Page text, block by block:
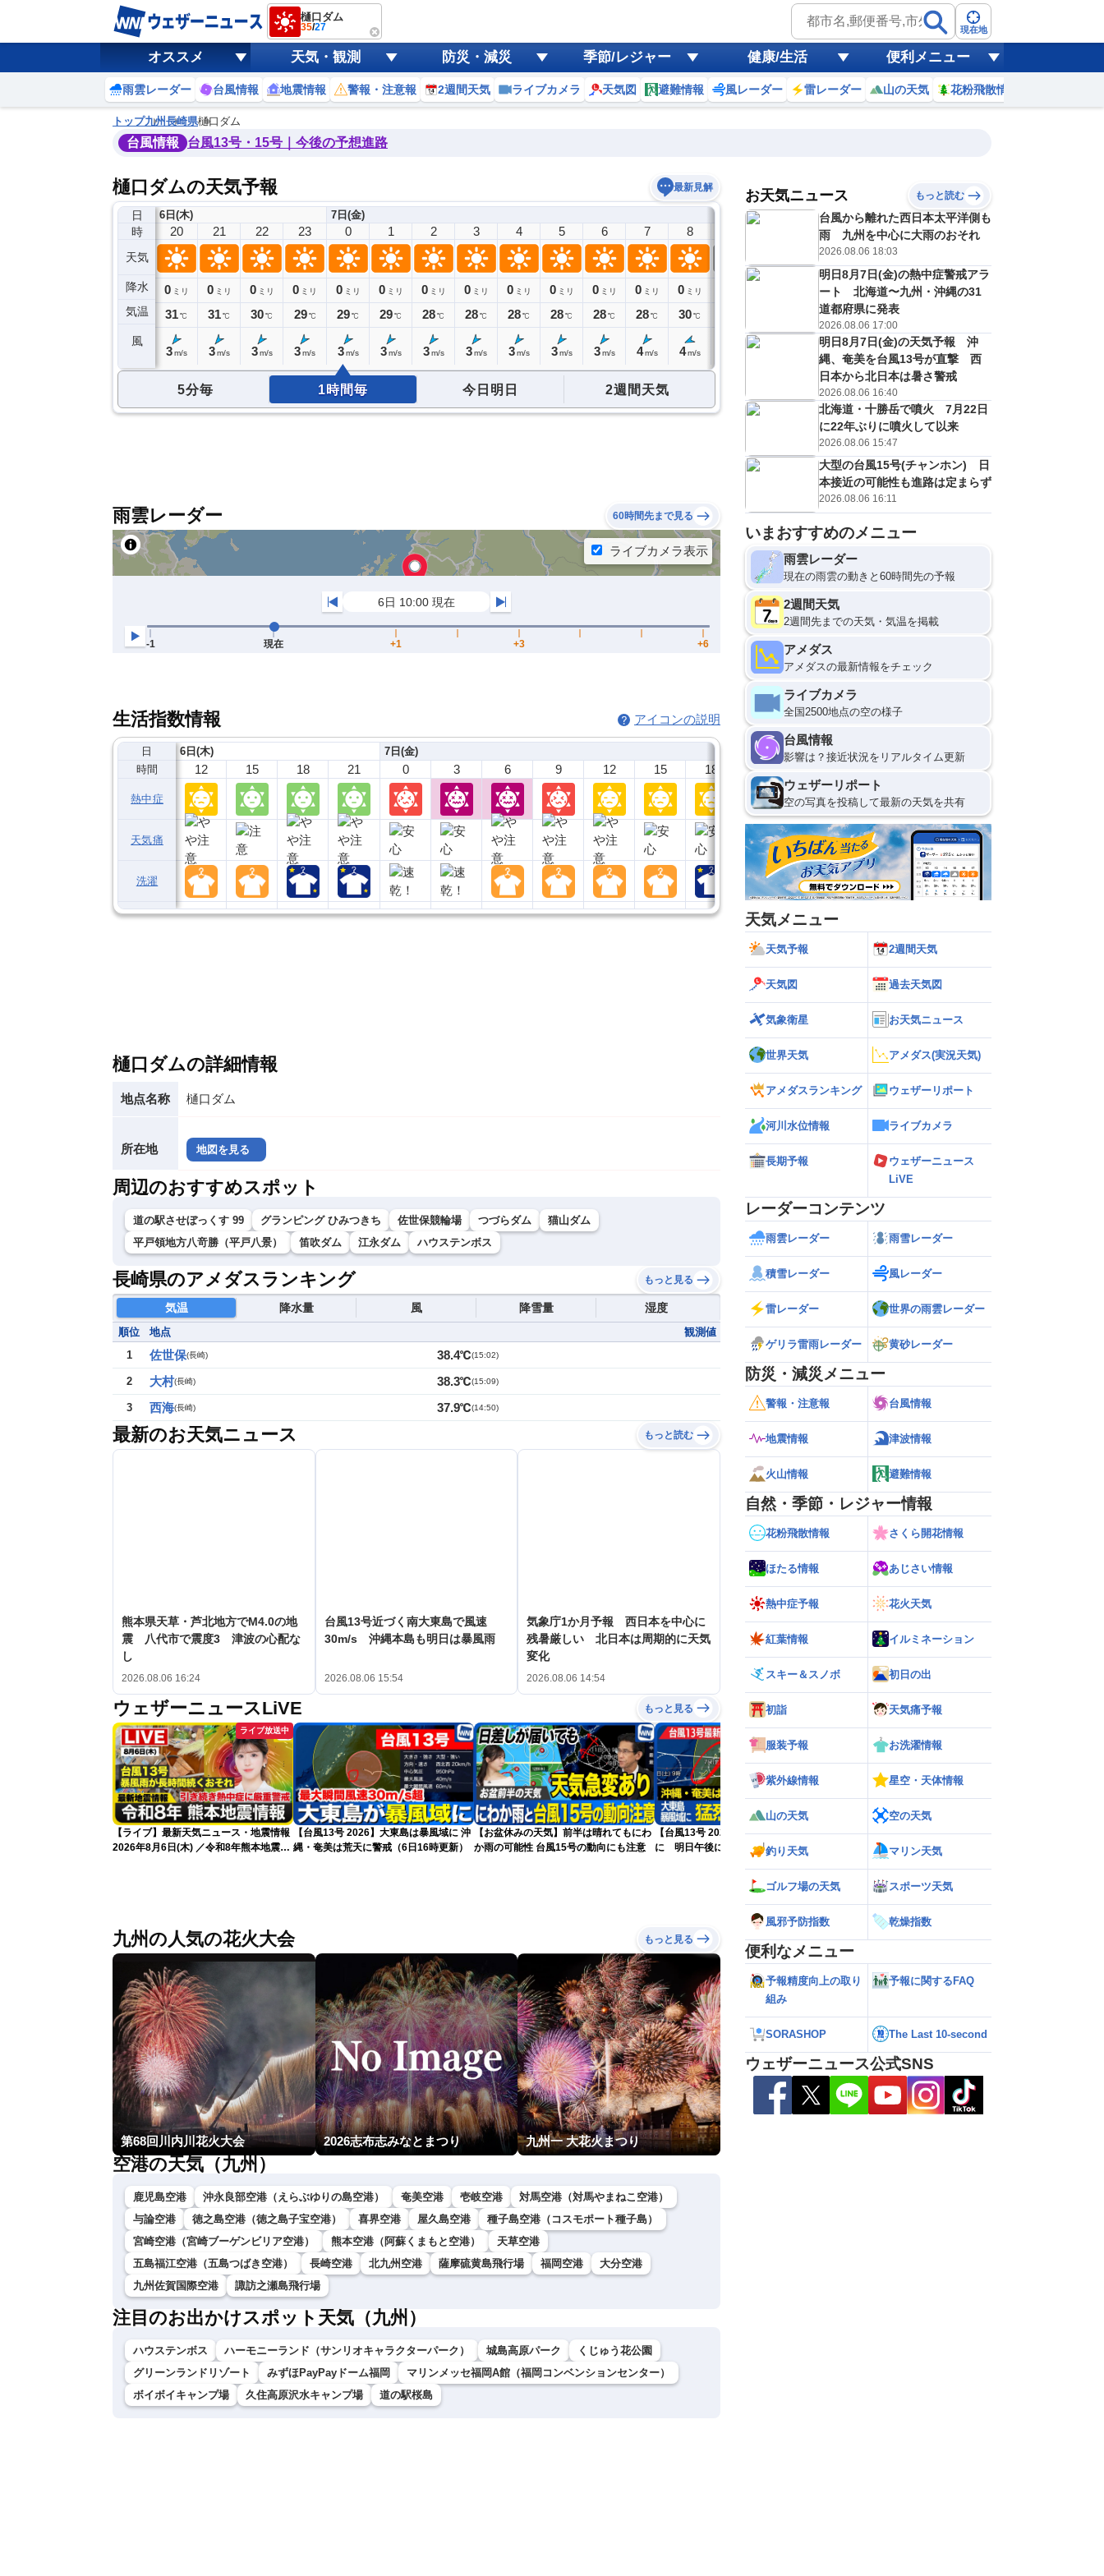
樋口ダム
35/27 現在地
オススメ 天気・観測 防災・減災 季節/レジャー 健康/生活 便利メニュー
雨雲レーダー 台風情報 地震情報 警報・注意報 2週間天気 ライブカメラ 天気図 避難情報 風レーダー 雷レーダー 山の天気 花粉飛散情報
トップ九州長崎県樋口ダム
台風情報 台風13号・15号｜今後の予想進路
樋口ダムの天気予報 最新見解
日
時
天気
降水
気温
風
6日(木)
19
0ミリ
32℃
20
0 ミリ
31℃
3 m/s
21
0 ミリ
31℃
3 m/s
22
0 ミリ
30℃
3 m/s
23
0 ミリ
29 ℃
3m/s
7日(金)
0
0 ミリ
29℃
3 m/s
1
0 ミリ
29℃
3 m/s
2
0 ミリ
28℃
3 m/s
3
0 ミリ
28℃
3 m/s
4
0 ミリ
28℃
3 m/s
5
0 ミリ
28℃
3 m/s
6
0 ミリ
28℃
3 m/s
7
0 ミリ
28℃
4 m/s
8
0 ミリ
30℃
4 m/s
11
ミリ
35℃
m/s
12
0ミリ
36℃
5m/s
13
0ミリ
37
5
14
0 ミリ
5m/s
0
5
5分毎 1時間毎 今日明日 2週間天気
雨雲レーダー 60時間先まで見る
生活指数情報 アイコンの説明
日
時間
熱中症
天気痛
洗濯
6日(木)
12 15 18 21
7日(金)
0 3 6 9 12 15 18
8日(土)
樋口ダムの詳細情報
地点名称 樋口ダム
所在地 地図を見る
周辺のおすすめスポット
道の駅させぼっくす 99 グランピング ひみつきち 佐世保競輪場 つづらダム
猫山ダム
平戸領地方八竒勝（平戸八景）
笛吹ダム 江永ダム ハウステンボス
長崎県のアメダスランキング もっと見る
気温 降水量 風 降雪量 湿度
順位 地点
観測値
1
佐世保(長崎) 38.4℃(15:02)
2 大村(長崎) 38.3℃(15:09)
3 西海(長崎) 37.9℃(14:50)
最新のお天気ニュース もっと読む
熊本県天草・芦北地方でM4.0の地
震 八代市で震度3 津波の心配な
し
2026.08.06 16:24
台風13号近づく南大東島で風速
30m/s 沖縄本島も明日は暴風雨
2026.08.06 15:54
気象庁1か月予報 西日本を中心に
残暑厳しい 北日本は周期的に天気
変化
2026.08.06 14:54
ウェザーニュースLiVE もっと見る
ライブ放送中
【ライブ】最新天気ニュース・地震情報
2026年8月6日(木) ／令和8年熊本地震情
【台風13号 2026】大東島は暴風域に 沖
縄・奄美は荒天に警戒（6日16時更新）
【お盆休みの天気】前半は晴れてもにわ
か雨の可能性 台風15号の動向にも注意
【台風13号 2026】大東島地方が暴風域
に 明日午後にかけて沖縄本島・奄美通
過する見込み 早めの備えを ※8月6日
【地震速報】熊本県天草･芦北地方で
M5.1の地震 熊本県や長崎県、鹿児島県
で震度4を観測
九州の人気の花火大会 もっと見る
第68回川内川花火大会 2026志布志みなとまつり 九州一 大花火まつり
空港の天気（九州）
鹿児島空港 沖永良部空港（えらぶゆりの島空港） 奄美空港 壱岐空港
対馬空港（対馬やまねこ空港）
与論空港
徳之島空港（徳之島子宝空港） 喜界空港 屋久島空港
種子島空港（コスモポート種子島）
宮崎空港（宮崎ブーゲンビリア空港）
熊本空港（阿蘇くまもと空港）
天草空港
五島福江空港（五島つばき空港）
長崎空港 北九州空港 薩摩硫黄島飛行場 福岡空港
大分空港
九州佐賀国際空港
諏訪之瀬島飛行場
注目のお出かけスポット天気（九州）
ハウステンボス ハーモニーランド（サンリオキャラクターパーク） 城島高原パーク
くじゅう花公園
グリーンランドリゾート
みずほPayPayドーム福岡
マリンメッセ福岡A館（福岡コンベンションセンター）
ボイボイキャンプ場
久住高原沢水キャンプ場 道の駅桜島
お天気ニュース もっと読む
台風から離れた西日本太平洋側も
雨 九州を中心に大雨のおそれ
2026.08.06 18:03
明日8月7日(金)の熱中症警戒アラ
ート 北海道〜九州・沖縄の31
道都府県に発表
2026.08.06 17:00
明日8月7日(金)の天気予報 沖
縄、奄美を台風13号が直撃 西
日本から北日本は暑さ警戒
2026.08.06 16:40
北海道・十勝岳で噴火 7月22日
に22年ぶりに噴火して以来
2026.08.06 15:47
大型の台風15号(チャンホン) 日
本接近の可能性も進路は定まらず
2026.08.06 16:11
いまおすすめのメニュー
雨雲レーダー
現在の雨雲の動きと60時間先の予報
2週間天気
2週間先までの天気・気温を掲載
アメダス
アメダスの最新情報をチェック
ライブカメラ
全国2500地点の空の様子
台風情報
影響は？接近状況をリアルタイム更新
ウェザーリポート
空の写真を投稿して最新の天気を共有
天気メニュー
天気予報 2週間天気
天気図 過去天気図
気象衛星 お天気ニュース
世界天気 アメダス(実況天気)
アメダスランキング ウェザーリポート
河川水位情報 ライブカメラ
長期予報
ウェザーニュース
LiVE
レーダーコンテンツ
雨雲レーダー 雨雪レーダー
積雪レーダー 風レーダー
雷レーダー 世界の雨雲レーダー
ゲリラ雷雨レーダー 黄砂レーダー
防災・減災メニュー
警報・注意報 台風情報
地震情報 津波情報
火山情報 避難情報
自然・季節・レジャー情報
花粉飛散情報 さくら開花情報
ほたる情報 あじさい情報
熱中症予報 花火天気
紅葉情報 イルミネーション
スキー＆スノボ 初日の出
初詣 天気痛予報
服装予報 お洗濯情報
紫外線情報 星空・天体情報
山の天気 空の天気
釣り天気 マリン天気
ゴルフ場の天気 スポーツ天気
風邪予防指数 乾燥指数
便利なメニュー
予報精度向上の取り
組み
予報に関するFAQ
SORASHOP The Last 10-second
ウェザーニュース公式SNS